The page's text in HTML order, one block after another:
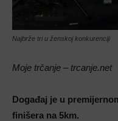
Najbrže tri u ženskoj konkurenciji
Moje trčanje – trcanje.net
Događaj je u
finišera na 5km.